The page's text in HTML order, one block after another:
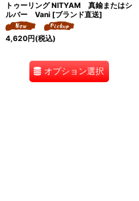
トゥーリング NITYAM 真鍮またはシ
ルバー Vani [ブランド直送]
4,620円(税込)
オプション選択